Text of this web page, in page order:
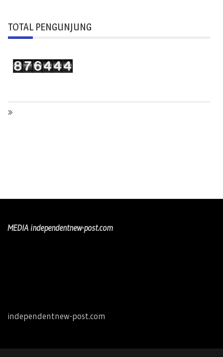
TOTAL PENGUNJUNG
MEDIA independentnew-post.com
independentnew-post.com